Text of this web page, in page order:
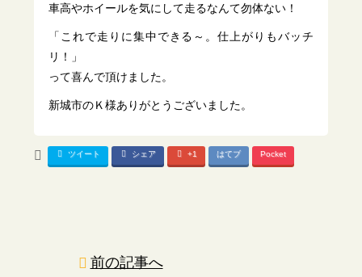
車高やホイールを気にして走るなんて勿体ない！
「これで走りに集中できる～。仕上がりもバッチ
リ！」
って喜んで頂けました。
新城市のＫ様ありがとうございました。
ツイート シェア +1 はてブ Pocket
前の記事へ